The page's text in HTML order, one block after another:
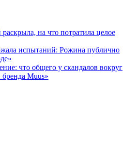
на что потратила целое
испытаний: Рожина публично
что общего у скандалов вокруг
Muus»